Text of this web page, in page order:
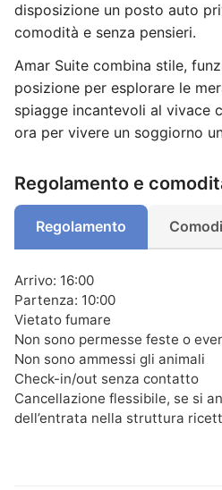
disposizione un posto auto
comodità e senza pensieri.
Amar Suite combina stile,
posizione per esplorare le
spiagge incantevoli al vivace
ora per vivere un soggiorno
Regolamento e
Regolamento
Arrivo: 16:00
Partenza: 10:00
Vietato fumare
Non sono permesse feste o
Non sono ammessi gli animali
Check-in/out senza contatto
Cancellazione flessibile, se si
dell’entrata nella struttura